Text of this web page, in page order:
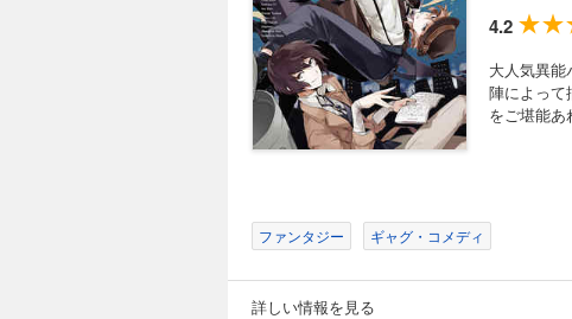
4.2
大人気異
陣によって
をご堪能あ
ファンタジー ギャグ・コメディ
詳しい情報を見る